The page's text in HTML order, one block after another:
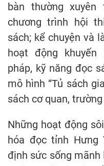
bàn thường
chương trình hội
sách; kể chuyện và
hoạt động khuyến
pháp, kỹ năng đọc
mô hình “Tủ sách
sách cơ quan,
Những hoạt động
hóa đọc tỉnh Hưng
định sức sống